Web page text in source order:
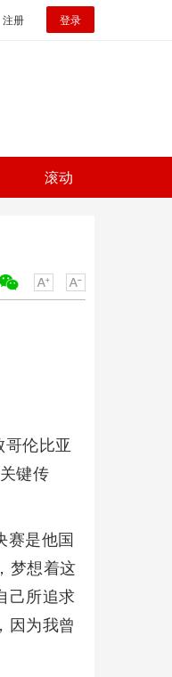
注册 登录
滚动
伦比亚
键传
赛是他国
梦想着这
己所追求
因为我曾